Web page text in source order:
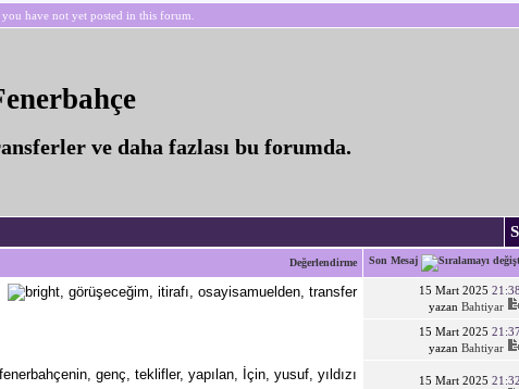
, you have not yet posted in this forum.
ve daha fazlası bu forumda.
Değerlendirme Son Mesaj
15 Mart 202521:38
yazanBahtiyar
15 Mart 2025
yazanBahtiyar
15 Mart 202521:32